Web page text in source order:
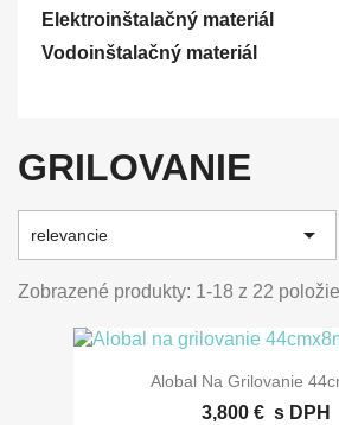
Elektroinštalačný materiál
Vodoinštalačný materiál
GRILOVANIE
relevancie 
Zobrazené produkty: 1-18 z 22
Alobal Na Grilovanie
3,800 € s DPH